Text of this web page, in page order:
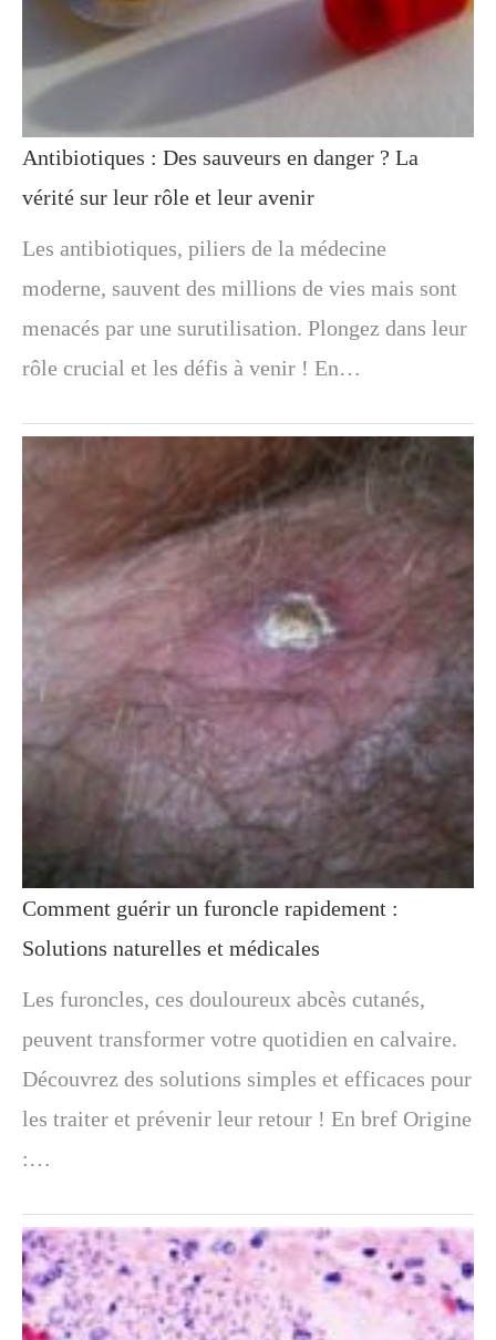
Antibiotiques : Des sauveurs en danger ? La
vérité sur leur rôle et leur avenir
Les antibiotiques, piliers de la médecine
moderne, sauvent des millions de vies mais sont
menacés par une surutilisation. Plongez dans leur
rôle crucial et les défis à venir ! En…
Comment guérir un furoncle rapidement :
Solutions naturelles et médicales
Les furoncles, ces douloureux abcès cutanés,
peuvent transformer votre quotidien en calvaire.
Découvrez des solutions simples et efficaces pour
les traiter et prévenir leur retour ! En bref Origine
:…